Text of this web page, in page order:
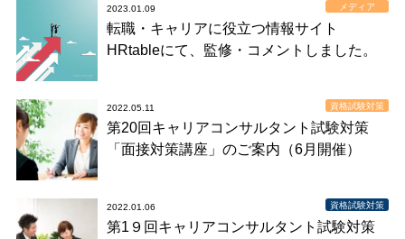
2023.01.09 メディア
転職・キャリアに役立つ情報サイト
HRtableにて、監修・コメントしました。
2022.05.11 資格試験対策
第20回キャリアコンサルタント試験対策
「面接対策講座」のご案内（6月開催）
2022.01.06 資格試験対策
第1９回キャリアコンサルタント試験対策